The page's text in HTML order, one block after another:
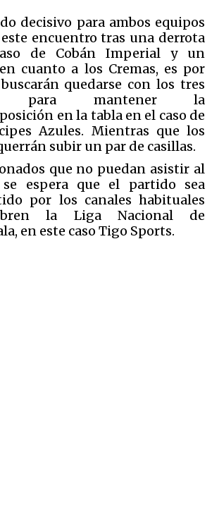
decisivo para ambos equipos
encuentro tras una derrota
de Cobán Imperial y un
cuanto a los Cremas, es por
quedarse con los tres
para mantener la
en la tabla en el caso de
Azules. Mientras que los
subir un par de casillas.
que no puedan asistir al
se espera que el partido sea
por los canales habituales
la Liga Nacional de
en este caso Tigo Sports.